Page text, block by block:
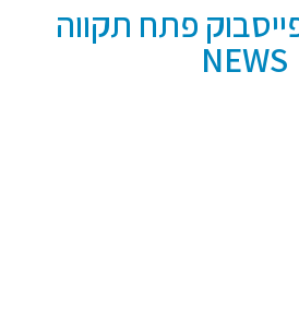
פתח תקווה
NEWS